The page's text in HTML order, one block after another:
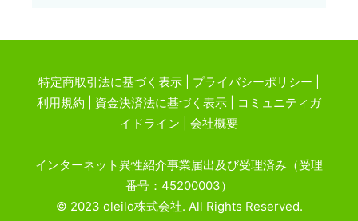
特定商取引法に基づく表示 プライバシーポリシー
利用規約
資金決済法に基づく表示
コミュニティガ
イドライン
会社概要
インターネット異性紹介事業届出及び受理済み（受理
番号：45200003）
© 2023 oleilo株式会社. All Rights Reserved.